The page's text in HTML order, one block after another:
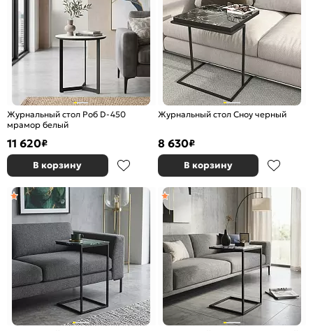
Журнальный стол Роб D-450
мрамор белый
11 620₽
В корзину
Журнальный стол Сноу черный
8 630₽
В корзину